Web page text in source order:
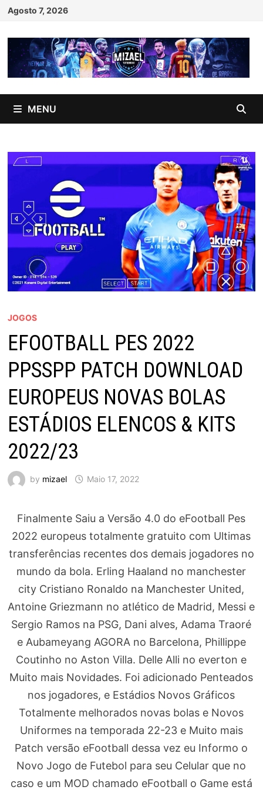
Skip
content
Agosto 7, 2026
MENU
JOGOS
EFOOTBALL PES 2022
PPSSPP PATCH DOWNLOAD
EUROPEUS NOVAS BOLAS
ESTÁDIOS ELENCOS & KITS
2022/23
by mizael Maio 17, 2022
Finalmente Saiu a Versão 4.0 do eFootball Pes
2022 europeus totalmente gratuito com Ultimas
transferências recentes dos demais jogadores no
mundo da bola. Erling Haaland no manchester
city Cristiano Ronaldo na Manchester United,
Antoine Griezmann no atlético de Madrid, Messi e
Sergio Ramos na PSG, Dani alves, Adama Traoré
e Aubameyang AGORA no Barcelona, Phillippe
Coutinho no Aston Villa. Delle Alli no everton e
Muito mais Novidades. Foi adicionado Penteados
nos jogadores, e Estádios Novos Gráficos
Totalmente melhorados novas bolas e Novos
Uniformes na temporada 22-23 e Muito mais
Patch versão eFootball dessa vez eu Informo o
Novo Jogo de Futebol para seu Celular que no
caso e um MOD chamado eFootball o Game está